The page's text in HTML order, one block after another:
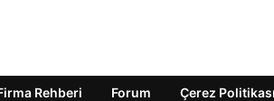
Rehberi Forum Çerez Politikası